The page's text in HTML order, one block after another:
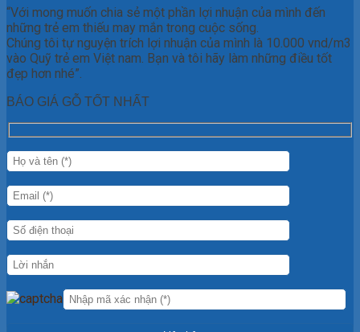
“Với mong muốn chia sẻ một phần lợi nhuận của mình đến
những trẻ em thiếu may mắn trong cuộc sống.
Chúng tôi tự nguyện trích lợi nhuận của mình là 10.000 vnd/m3
vào Quỹ trẻ em Việt nam. Bạn và tôi hãy làm những điều tốt
đẹp hơn nhé”.
BÁO GIÁ GỖ TỐT NHẤT